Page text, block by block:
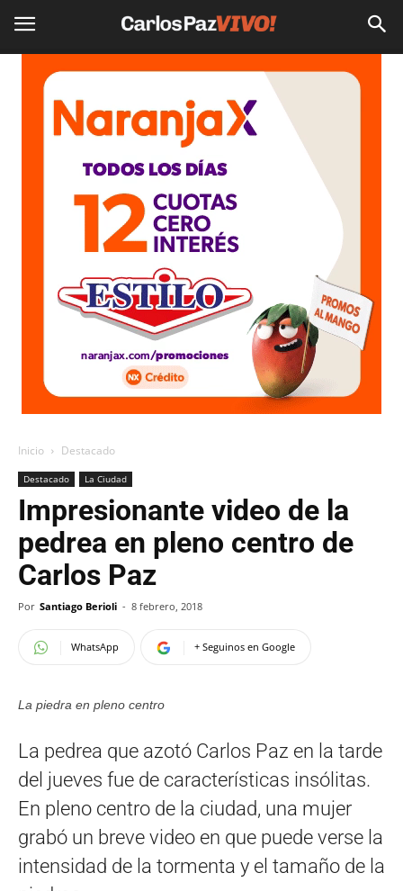
Inicio Destacado
Destacado La Ciudad
Impresionante video de la
pedrea en pleno centro de
Carlos Paz
Por Santiago Berioli - 8 febrero, 2018
WhatsApp + Seguinos en Google
La piedra en pleno centro
La pedrea que azotó Carlos Paz en la tarde
del jueves fue de características insólitas.
En pleno centro de la ciudad, una mujer
grabó un breve video en que puede verse la
intensidad de la tormenta y el tamaño de la